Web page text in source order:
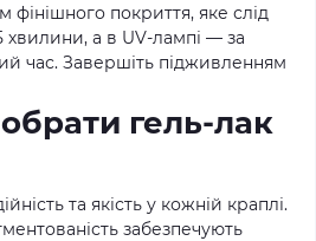
покриття, яке слід
хвилини, а в UV-лампі — за
час. Завершіть підживленням
гель-лак
та якість у кожній краплі.
забезпечують